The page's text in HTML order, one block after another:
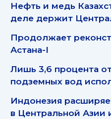
Нефть и медь
деле держит
Продолжает
Астана-I
Лишь 3,6 процента
подземных вод
Индонезия
в Центральной Азии